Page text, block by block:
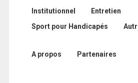
Institutionnel
Entretien
Sport pour Handicapés
A propos Partenaires